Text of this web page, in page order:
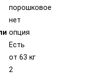
порошковое
нет
опция
Есть
от 63 кг
2